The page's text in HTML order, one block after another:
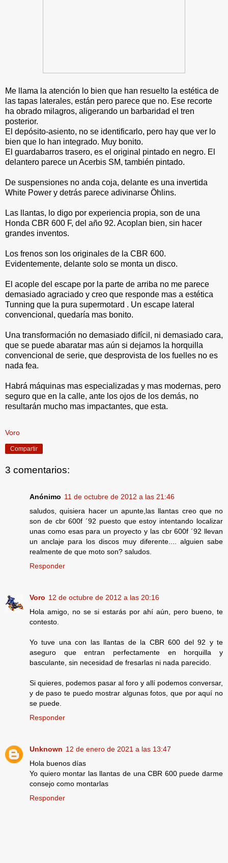
Me llama la atención lo bien que han resuelto la estética de
las tapas laterales, están pero parece que no. Ese recorte
ha obrado milagros, aligerando un barbaridad el tren
posterior.
El depósito-asiento, no se identificarlo, pero hay que ver lo
bien que lo han integrado. Muy bonito.
El guardabarros trasero, es el original pintado en negro. El
delantero parece un Acerbis SM, también pintado.
De suspensiones no anda coja, delante es una invertida
White Power y detrás parece adivinarse Öhlins.
Las llantas, lo digo por experiencia propia, son de una
Honda CBR 600 F, del año 92. Acoplan bien, sin hacer
grandes inventos.
Los frenos son los originales de la CBR 600.
Evidentemente, delante solo se monta un disco.
El acople del escape por la parte de arriba no me parece
demasiado agraciado y creo que responde mas a estética
Tunning que la pura supermotard . Un escape lateral
convencional, quedaría mas bonito.
Una transformación no demasiado difícil, ni demasiado cara,
que se puede abaratar mas aún si dejamos la horquilla
convencional de serie, que desprovista de los fuelles no es
nada fea.
Habrá máquinas mas especializadas y mas modernas, pero
seguro que en la calle, ante los ojos de los demás, no
resultarán mucho mas impactantes, que esta.
Voro
Compartir
3 comentarios:
Anónimo 11 de octubre de 2012 a las 21:46
saludos, quisiera hacer un apunte,las llantas creo que no
son de cbr 600f ´92 puesto que estoy intentando localizar
unas como esas para un proyecto y las cbr 600f ´92 llevan
un anclaje para los discos muy diferente.... alguien sabe
realmente de que moto son? saludos.
Responder
Voro 12 de octubre de 2012 a las 20:16
Hola amigo, no se si estarás por ahí aún, pero bueno, te
contesto.
Yo tuve una con las llantas de la CBR 600 del 92 y te
aseguro que entran perfectamente en horquilla y
basculante, sin necesidad de fresarlas ni nada parecido.
Si quieres, podemos pasar al foro y allí podemos conversar,
y de paso te puedo mostrar algunas fotos, que por aquí no
se puede.
Responder
Unknown 12 de enero de 2021 a las 13:47
Hola buenos días
Yo quiero montar las llantas de una CBR 600 puede darme
consejo como montarlas
Responder